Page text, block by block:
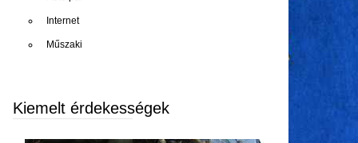
Internet
Műszaki
Kiemelt érdekességek